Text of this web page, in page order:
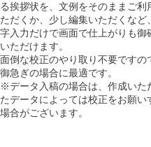
る挨拶状を、文例をそのままご利
ただくか、少し編集いただくなど
字入力だけで画面で仕上がりも御
いただけます。
面倒な校正のやり取り不要ですの
御急ぎの場合に最適です。
※データ入稿の場合は、作成いた
たデータによっては校正をお願い
場合がございます。